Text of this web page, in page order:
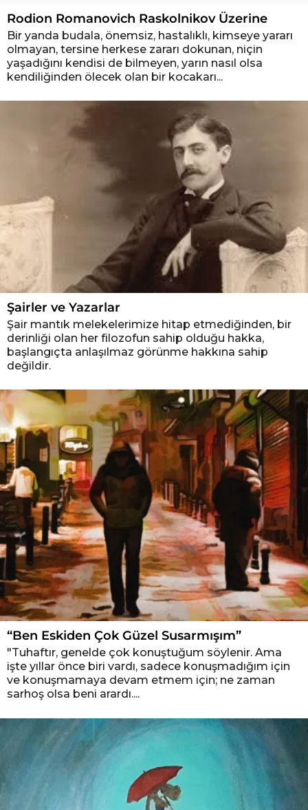
Rodion Romanovich Raskolnikov Üzerine
Bir yanda budala, önemsiz, hastalıklı, kimseye yararı
olmayan, tersine herkese zararı dokunan, niçin
yaşadığını kendisi de bilmeyen, yarın nasıl olsa
kendiliğinden ölecek olan bir kocakarı...
Şairler ve Yazarlar
Şair mantık melekelerimize hitap etmediğinden, bir
derinliği olan her filozofun sahip olduğu hakka,
başlangıçta anlaşılmaz görünme hakkına sahip
değildir.
“Ben Eskiden Çok Güzel Susarmışım”
"Tuhaftır, genelde çok konuştuğum söylenir. Ama
işte yıllar önce biri vardı, sadece konuşmadığım için
ve konuşmamaya devam etmem için; ne zaman
sarhoş olsa beni arardı....